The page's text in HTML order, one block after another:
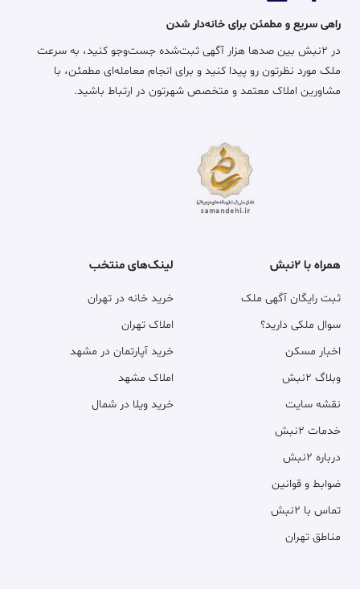
راهی سریع و مطمئن برای خانه‌دار شدن
در ۲نبش بین صدها هزار آگهی ثبت‌شده جست‌وجو کنید، به سرعت
ملک مورد نظرتون رو پیدا کنید و برای انجام معامله‌ای مطمئن، با
مشاورین املاک معتمد و متخصص شهرتون در ارتباط باشید.
همراه با ۲نبش
ثبت رایگان آگهی ملک
سوال ملکی دارید؟
اخبار مسکن
وبلاگ ۲نبش
نقشه سایت
خدمات ۲نبش
درباره ۲نبش
ضوابط و قوانین
تماس با ۲نبش
مناطق تهران
لینک‌های منتخب
خرید خانه در تهران
املاک تهران
خرید آپارتمان در مشهد
املاک مشهد
خرید ویلا در شمال